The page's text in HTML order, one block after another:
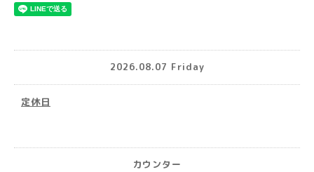
2026.08.07 Friday
定休日
カウンター